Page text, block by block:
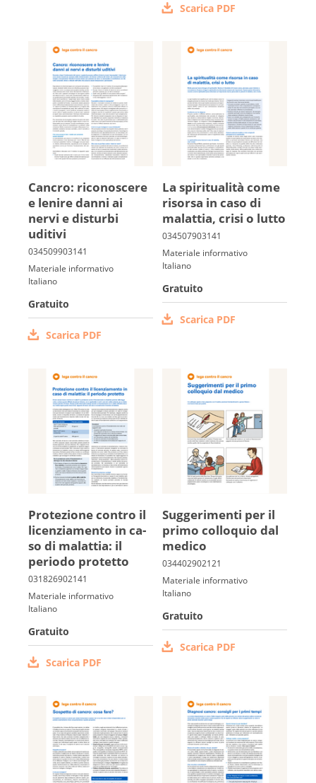
Scarica PDF
Cancro: ricono­scere
e lenire danni ai
nervi e di­sturbi
uditivi
Materiale informativo
Italiano
Gratuito
Scarica PDF
La spiritualità come
ri­sor­sa in ca­so di
malattia, cri­si o lutto
Materiale informativo
Italiano
Gratuito
Scarica PDF
Protezione contro il
licenziamento in ca­
so di malattia: il
periodo protetto
Materiale informativo
Italiano
Gratuito
Scarica PDF
Suggerimenti per il
primo colloquio dal
medico
Materiale informativo
Italiano
Gratuito
Scarica PDF